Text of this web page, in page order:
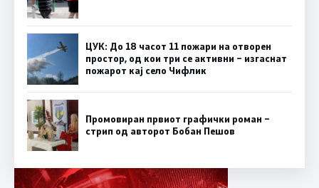
ЦУК: До 18 часот 11 пожари на отворен
простор, од кои три се активни – изгаснат
пожарот кај село Чифлик
Промовиран првиот графички роман –
стрип од авторот Бобан Пешов